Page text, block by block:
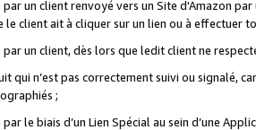
un client renvoyé vers un Site d'Amazon
le client ait à cliquer sur un lien ou à
un client, dès lors que ledit client ne
qui n’est pas correctement suivi ou signalé,
;
le biais d’un Lien Spécial au sein d’une